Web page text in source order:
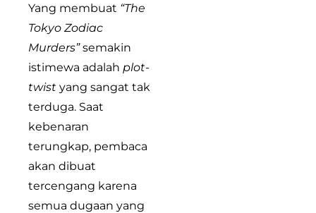
Yang membuat “The
Tokyo Zodiac
Murders”semakin
istimewa adalah plot-
twist yang sangat tak
terduga. Saat
kebenaran
terungkap, pembaca
akan dibuat
tercengang karena
semua dugaan yang